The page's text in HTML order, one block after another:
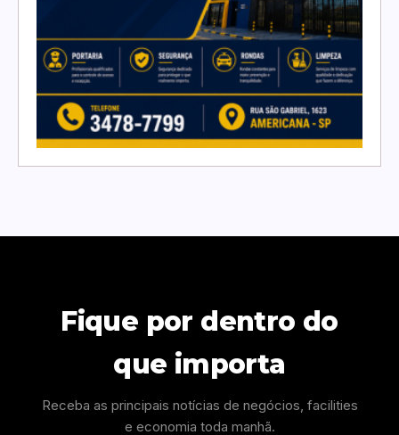
Fique por dentro do
que importa
Receba as principais notícias de negócios, facilities
e economia toda manhã.